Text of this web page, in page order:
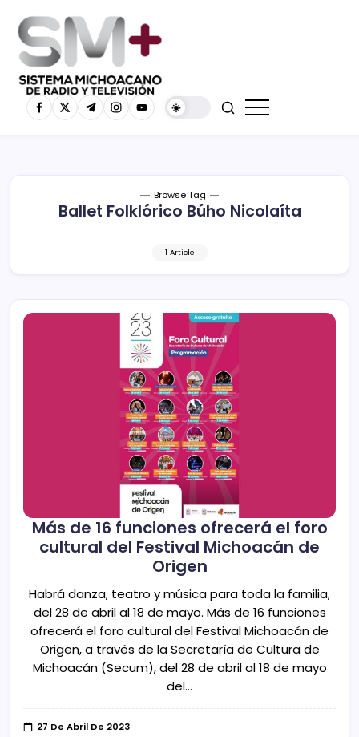
Browse Tag
Ballet Folklórico Búho Nicolaíta
1 Article
Más de 16 funciones ofrecerá el foro
cultural del Festival Michoacán de
Origen
Habrá danza, teatro y música para toda la familia,
del 28 de abril al 18 de mayo. Más de 16 funciones
ofrecerá el foro cultural del Festival Michoacán de
Origen, a través de la Secretaría de Cultura de
Michoacán (Secum), del 28 de abril al 18 de mayo
del…
27 De Abril De 2023